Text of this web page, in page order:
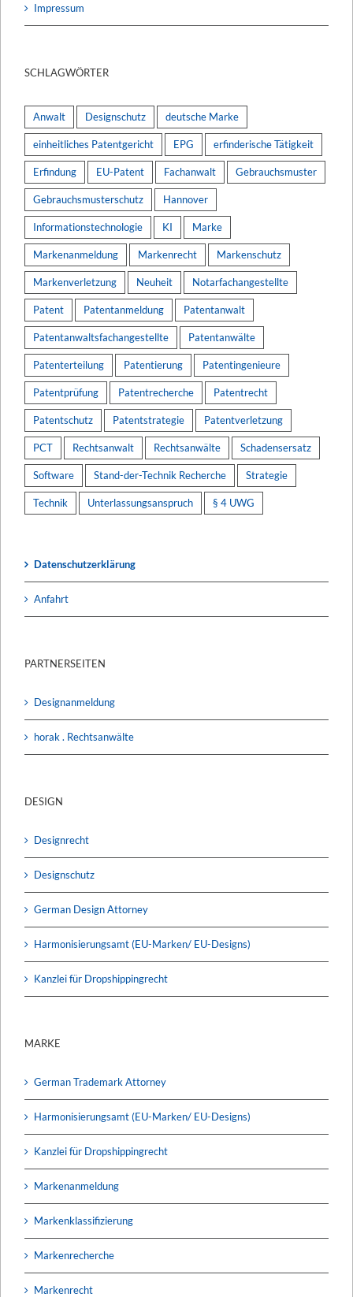
Impressum
SCHLAGWÖRTER
Anwalt Designschutz deutsche Marke
einheitliches Patentgericht EPG erfinderische Tätigkeit
Erfindung EU-Patent Fachanwalt Gebrauchsmuster
Gebrauchsmusterschutz Hannover
Informationstechnologie KI Marke
Markenanmeldung Markenrecht Markenschutz
Markenverletzung Neuheit Notarfachangestellte
Patent Patentanmeldung Patentanwalt
Patentanwaltsfachangestellte Patentanwälte
Patenterteilung Patentierung Patentingenieure
Patentprüfung Patentrecherche Patentrecht
Patentschutz Patentstrategie Patentverletzung
PCT Rechtsanwalt Rechtsanwälte Schadensersatz
Software Stand-der-Technik Recherche Strategie
Technik Unterlassungsanspruch § 4 UWG
Datenschutzerklärung
Anfahrt
PARTNERSEITEN
Designanmeldung
horak . Rechtsanwälte
DESIGN
Designrecht
Designschutz
German Design Attorney
Harmonisierungsamt (EU-Marken/ EU-Designs)
Kanzlei für Dropshippingrecht
MARKE
German Trademark Attorney
Harmonisierungsamt (EU-Marken/ EU-Designs)
Kanzlei für Dropshippingrecht
Markenanmeldung
Markenklassifizierung
Markenrecherche
Markenrecht